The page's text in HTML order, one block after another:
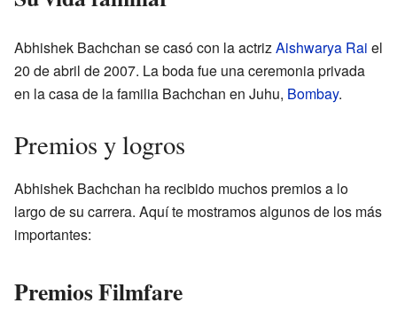
Abhishek Bachchan se casó con la actrizAishwarya Rai el
20 de abril de 2007. La boda fue una ceremonia privada
en la casa de la familia Bachchan en Juhu, Bombay.
Premios y logros
Abhishek Bachchan ha recibido muchos premios a lo
largo de su carrera. Aquí te mostramos algunos de los más
importantes:
Premios Filmfare